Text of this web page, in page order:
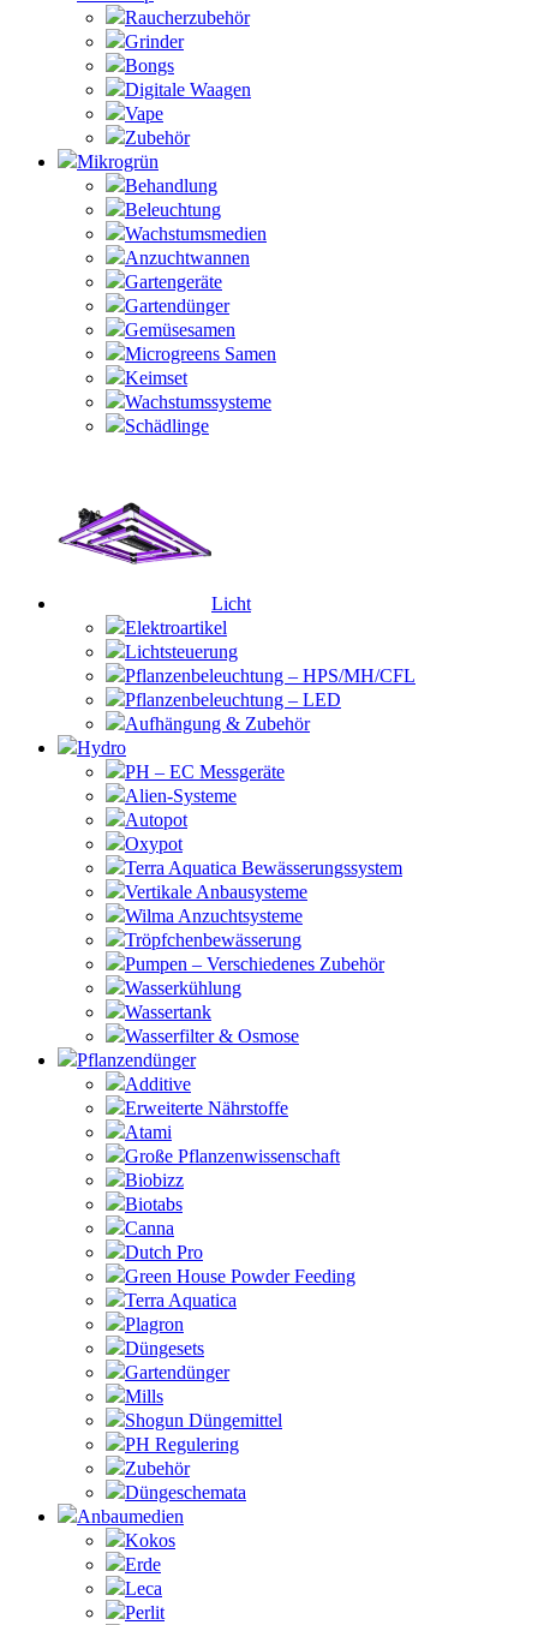
Raucherzubehör
Grinder
Bongs
Digitale Waagen
Vape
Zubehör
Mikrogrün
Behandlung
Beleuchtung
Wachstumsmedien
Anzuchtwannen
Gartengeräte
Gartendünger
Gemüsesamen
Microgreens Samen
Keimset
Wachstumssysteme
Schädlinge
Licht
Elektroartikel
Lichtsteuerung
Pflanzenbeleuchtung – HPS/MH/CFL
Pflanzenbeleuchtung – LED
Aufhängung & Zubehör
Hydro
PH – EC Messgeräte
Alien-Systeme
Autopot
Oxypot
Terra Aquatica Bewässerungssystem
Vertikale Anbausysteme
Wilma Anzuchtsysteme
Tröpfchenbewässerung
Pumpen – Verschiedenes Zubehör
Wasserkühlung
Wassertank
Wasserfilter & Osmose
Pflanzendünger
Additive
Erweiterte Nährstoffe
Atami
Große Pflanzenwissenschaft
Biobizz
Biotabs
Canna
Dutch Pro
Green House Powder Feeding
Terra Aquatica
Plagron
Düngesets
Gartendünger
Mills
Shogun Düngemittel
PH Regulering
Zubehör
Düngeschemata
Anbaumedien
Kokos
Erde
Leca
Perlit